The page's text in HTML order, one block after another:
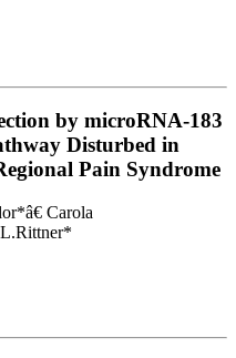
by microRNA-183
Disturbed in
Pain Syndrome
Carola